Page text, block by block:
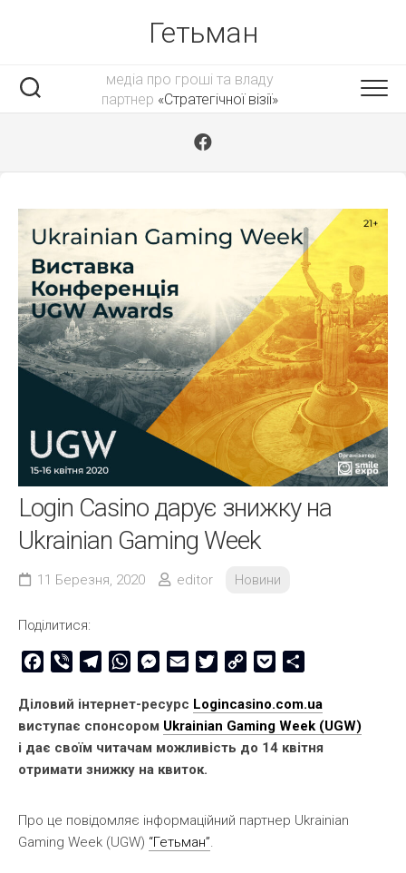
Гетьман
медіа про гроші та владу
партнер «Стратегічної візії»
Login Casino дарує знижку на
Ukrainian Gaming Week
11 Березня, 2020 editor Новини
Поділитися:
Facebook
Viber TelegramWhatsAppMessenger
Email TwitterCopy
Pocket
Діловий інтернет-ресурс Logincasino.com.ua
виступає спонсором Ukrainian Gaming Week (UGW)
і дає своїм читачам можливість до 14 квітня
отримати знижку на квиток.
Про це повідомляє інформаційний партнер Ukrainian
Gaming Week (UGW) “Гетьман”.